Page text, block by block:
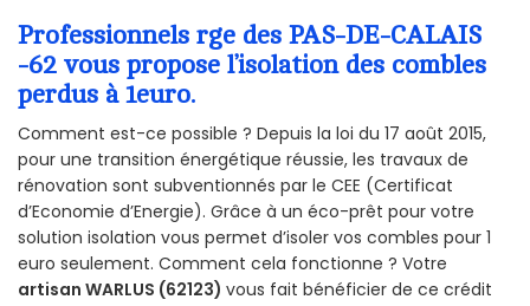
Professionnels rge des PAS-DE-CALAIS
-62 vous propose l’isolation des combles
perdus à 1euro.
Comment est-ce possible ? Depuis la loi du 17 août 2015,
pour une transition énergétique réussie, les travaux de
rénovation sont subventionnés par le CEE (Certificat
d’Economie d’Energie). Grâce à un éco-prêt pour votre
solution isolation vous permet d’isoler vos combles pour 1
euro seulement. Comment cela fonctionne ? Votre
artisan WARLUS (62123) vous fait bénéficier de ce crédit